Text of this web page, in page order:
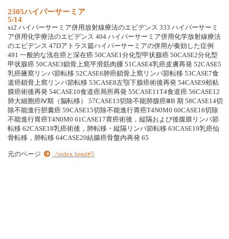
2305ハイパーサーミア
5/14
xi2 ハイパーサーミア併用放射線療法のエビデンス 333 ハイパーサーミ
ア併用化学療法のエビデンス 404 ハイパーサーミア併用化学放射線療法
のエビデンス 47Dアトラス篇ハイパーサーミアの併用が奏効した症例
491 一般的な浅在癌と深在癌 50CASE1分化型甲状腺癌 50CASE2分化型
甲状腺癌 50CASE3鎖骨上窩平滑筋肉腫 51CASE4乳癌皮膚再発 52CASE5
乳癌腋窩リンパ節転移 52CASE6肺癌鎖骨上窩リンパ節転移 53CASE7食
道癌鎖骨上窩リンパ節転移 53CASE8左顎下腺癌術後再発 54CASE9頰粘
膜癌術後再発 54CASE10食道癌局所再発 55CASE11T4食道癌 56CASE12
肺大細胞癌Ⅳ期（脳転移） 57CASE13切除不能肺腺癌ⅢB 期 58CASE14切
除不能進行胆囊癌 59CASE15切除不能進行胃癌T4N0M0 60CASE16切除
不能進行胃癌T4N0M0 61CASE17胃癌術後，縦隔および後腹膜リンパ節
転移 62CASE18乳癌術後，肺転移・縦隔リンパ節転移 63CASE19乳癌仙
骨転移，肺転移 64CASE20結腸癌骨盤内再発 65
元のページ ../index.html#5